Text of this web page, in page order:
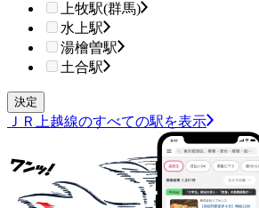
上牧駅(群馬)
水上駅
湯檜曽駅
土合駅
ＪＲ上越線のすべての駅を表示